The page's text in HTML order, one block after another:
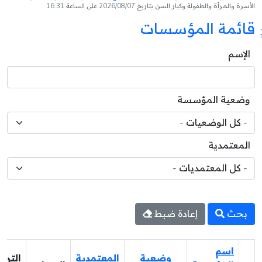
الأسرة والمرأة والطفولة وكبار السن بتاريخ 2026/08/07 على الساعة 16:31
قائمة المؤسسات
الإسم
وضعية المؤسسة
المعتمدية
بحث إعادة ضبط
اسم
وضعية
المعتمدية